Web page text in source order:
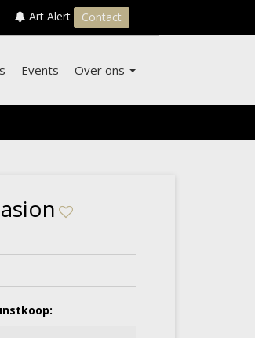
Art Alert Contact
Events Over ons